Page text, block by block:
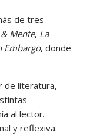
de tres
Mente, La
Embargo, donde
de literatura,
al lector.
y reflexiva.